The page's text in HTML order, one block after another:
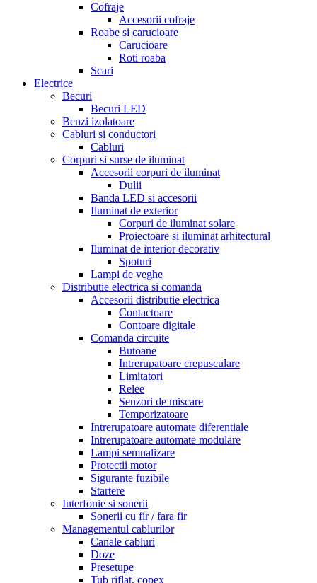
Cofraje
Accesorii cofraje
Roabe si carucioare
Carucioare
Roti roaba
Scari
Electrice
Becuri
Becuri LED
Benzi izolatoare
Cabluri si conductori
Cabluri
Corpuri si surse de iluminat
Accesorii corpuri de iluminat
Dulii
Banda LED si accesorii
Iluminat de exterior
Corpuri de iluminat solare
Proiectoare si iluminat arhitectural
Iluminat de interior decorativ
Spoturi
Lampi de veghe
Distributie electrica si comanda
Accesorii distributie electrica
Contactoare
Contoare digitale
Comanda circuite
Butoane
Intrerupatoare crepusculare
Limitatori
Relee
Senzori de miscare
Temporizatoare
Intrerupatoare automate diferentiale
Intrerupatoare automate modulare
Lampi semnalizare
Protectii motor
Sigurante fuzibile
Startere
Interfonie si sonerii
Sonerii cu fir / fara fir
Managementul cablurilor
Canale cabluri
Doze
Presetupe
Tub riflat, copex